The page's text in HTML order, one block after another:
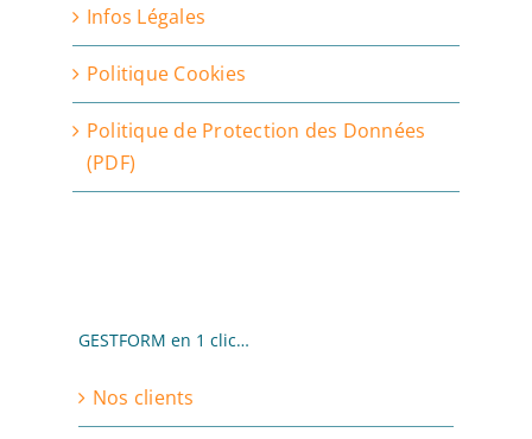
Infos Légales
Politique Cookies
Politique de Protection des Données
(PDF)
GESTFORM en 1 clic…
Nos clients